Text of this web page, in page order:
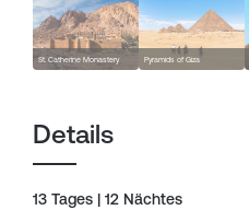
Pyramids of Giza
St. Catherine Monastery
Details
13 Tages | 12 Nächtes